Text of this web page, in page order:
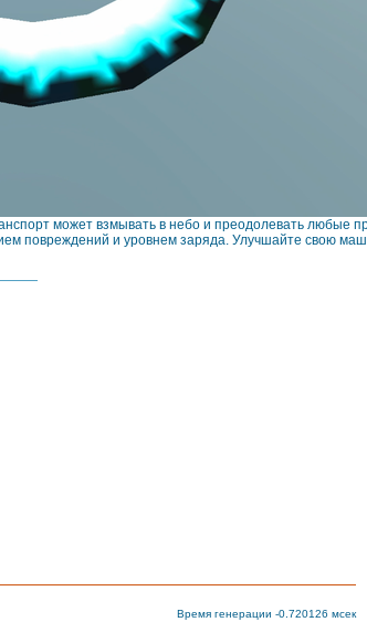
может взмывать в небо и преодолевать любые
повреждений и уровнем заряда. Улучшайте свою
Время генерации -0.720126 мсек